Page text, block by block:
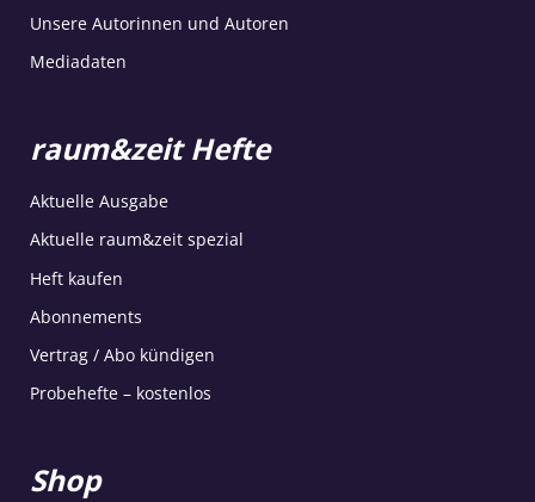
Unsere Autorinnen und Autoren
Mediadaten
raum&zeit Hefte
Aktuelle Ausgabe
Aktuelle raum&zeit spezial
Heft kaufen
Abonnements
Vertrag / Abo kündigen
Probehefte – kostenlos
Shop